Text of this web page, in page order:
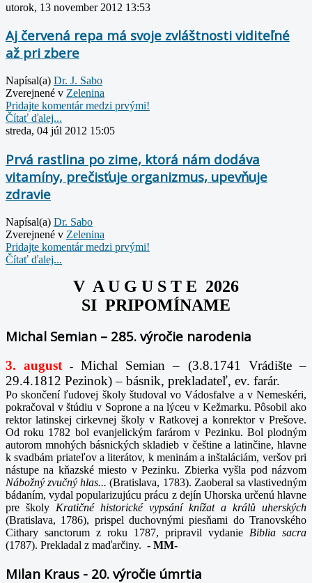
utorok, 13 november 2012 13:53
Aj červená repa má svoje zvláštnosti viditeľné
až pri zbere
Napísal(a) Dr. J. Sabo
Zverejnené v Zelenina
Pridajte komentár medzi prvými!
Čítať ďalej...
streda, 04 júl 2012 15:05
Prvá rastlina po zime, ktorá nám dodáva
vitamíny, prečisťuje organizmus, upevňuje
zdravie
Napísal(a) Dr. Sabo
Zverejnené v Zelenina
Pridajte komentár medzi prvými!
Čítať ďalej...
V A U G U S T E 2026
SI PRIPOMÍNAME
Michal Semian – 285. výročie narodenia
3. august -Michal Semian – (3.8.1741 Vrádište –
29.4.1812 Pezinok) – básnik, prekladateľ, ev. farár.
Po skončení ľudovej školy študoval vo Vádosfalve a v Nemeskéri,
pokračoval v štúdiu v Soprone a na lýceu v Kežmarku. Pôsobil ako
rektor latinskej cirkevnej školy v Ratkovej a konrektor v Prešove.
Od roku 1782 bol evanjelickým farárom v Pezinku. Bol plodným
autorom mnohých básnických skladieb v češtine a latinčine, hlavne
k svadbám priateľov a literátov, k meninám a inštaláciám, veršov pri
nástupe na kňazské miesto v Pezinku. Zbierka vyšla pod názvom
Nábožný zvučný hlas...(Bratislava, 1783). Zaoberal sa vlastivedným
bádaním, vydal popularizujúcu prácu z dejín Uhorska určenú hlavne
pre školy Kratičné historické vypsání knížat a králů uherských
(Bratislava, 1786), prispel duchovnými piesňami do Tranovského
Cithary sanctorum z roku 1787, pripravil vydanie Biblia sacra
(1787). Prekladal z maďarčiny. - MM-
Milan Kraus - 20. výročie úmrtia